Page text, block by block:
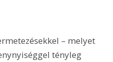
– melyet
tényleg